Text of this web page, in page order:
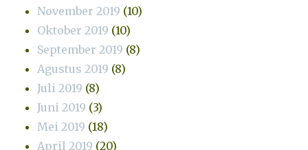
November 2019 (10)
Oktober 2019 (10)
September 2019 (8)
Agustus 2019 (8)
Juli 2019 (8)
Juni 2019 (3)
Mei 2019 (18)
April 2019 (20)